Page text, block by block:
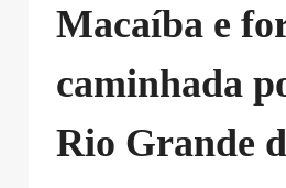
Macaíba e
caminhada
Rio Grande